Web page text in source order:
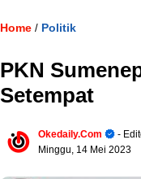
Home / Politik
PKN
Setempat
Okedaily.com
-
Minggu, 14 Mei 2023